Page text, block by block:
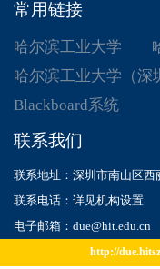
常用链接
哈尔滨工业大学
哈尔滨工业大学（深
Blackboard系统
联系我们
联系地址：深圳市南山区西
联系电话：详见机构设置
电子邮箱：due@hit.edu.cn
http://